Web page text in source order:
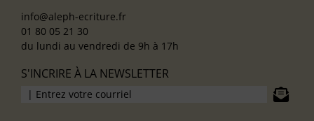
info@aleph-ecriture.fr
01 80 05 21 30
du lundi au vendredi de 9h à 17h
S'INCRIRE À LA NEWSLETTER